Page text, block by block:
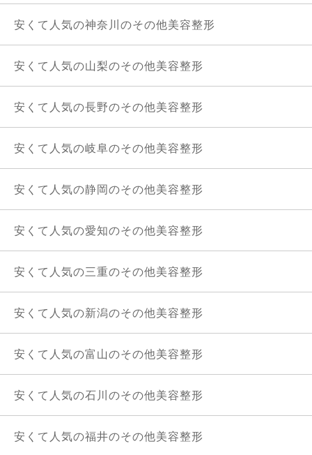
安くて人気の神奈川のその他美容整形
安くて人気の山梨のその他美容整形
安くて人気の長野のその他美容整形
安くて人気の岐阜のその他美容整形
安くて人気の静岡のその他美容整形
安くて人気の愛知のその他美容整形
安くて人気の三重のその他美容整形
安くて人気の新潟のその他美容整形
安くて人気の富山のその他美容整形
安くて人気の石川のその他美容整形
安くて人気の福井のその他美容整形